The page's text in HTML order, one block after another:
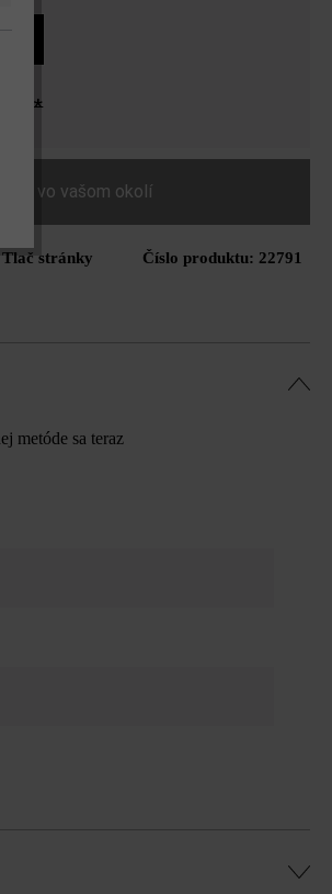
€*
vo vašom okolí
Tlač stránky Číslo produktu: 22791
metóde sa teraz